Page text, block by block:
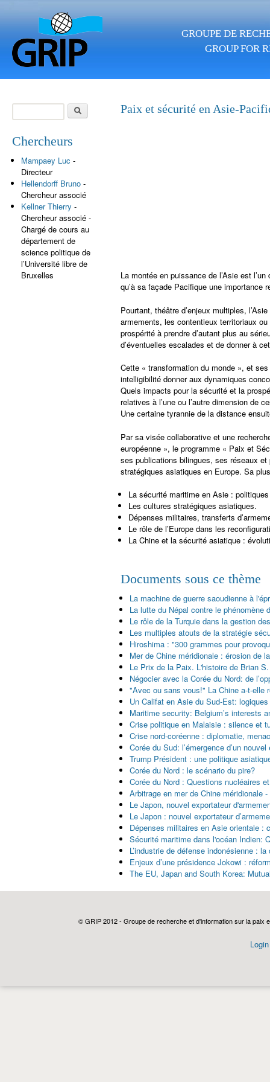
GROUPE DE
GROUP FOR
Paix et sécurité en Asie-
La montée en puissance de l’Asie est
qu’à sa façade Pacifique une importance
Pourtant, théâtre d’enjeux multiples,
armements, les contentieux territoriaux
prospérité à prendre d’autant plus au
d’éventuelles escalades et de donner à
Cette « transformation du monde », et
intelligibilité donner aux dynamiques
Quels impacts pour la sécurité et la
relatives à l’une ou l’autre dimension de
Une certaine tyrannie de la distance
Par sa visée collaborative et une
européenne », le programme « Paix et
ses publications bilingues, ses réseaux
stratégiques asiatiques en Europe. Sa
La sécurité maritime en Asie :
Les cultures stratégiques asiatiques.
Dépenses militaires, transferts
Le rôle de l’Europe dans les
La Chine et la sécurité asiatique :
Documents sous ce thème
La machine de guerre saoudienne à
La lutte du Népal contre le phénomène
Le rôle de la Turquie dans la gestion
Les multiples atouts de la stratégie
Hiroshima : "300 grammes pour
Mer de Chine méridionale : érosion de
Le Prix de la Paix. L'histoire de Brian
Négocier avec la Corée du Nord: de
"Avec ou sans vous!" La Chine a-t-elle
Un Califat en Asie du Sud-Est:
Maritime security: Belgium’s interests
Crise politique en Malaisie : silence et
Crise nord-coréenne : diplomatie,
Corée du Sud: l’émergence d’un
Trump Président : une politique
Corée du Nord : le scénario du pire?
Corée du Nord : Questions nucléaires
Arbitrage en mer de Chine méridionale
Le Japon, nouvel exportateur
Le Japon : nouvel exportateur
Dépenses militaires en Asie orientale :
Sécurité maritime dans l'océan Indien:
L’industrie de défense indonésienne :
Enjeux d’une présidence Jokowi :
The EU, Japan and South Korea:
Formulaire de
recherche
Chercheurs
Mampaey Luc -
Directeur
Hellendorff Bruno -
Chercheur associé
Kellner Thierry -
Chercheur associé -
Chargé de cours au
département de
science politique de
l’Université libre de
Bruxelles
© GRIP 2012 - Groupe de recherche et d'information sur la paix
Login